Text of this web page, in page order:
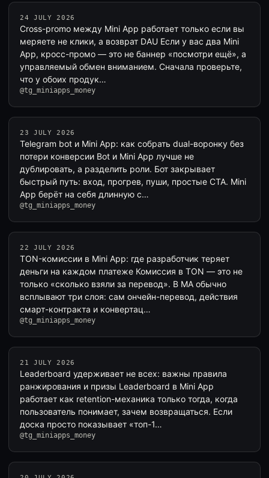
24 JULY 2026
Cross-promo между Mini App работает только если вы
меряете не клики, а возврат DAU Если у вас два Mini
App, кросс-промо — это не баннер «посмотри ещё», а
управляемый обмен вниманием. Сначала проверьте,
что у обоих продук…
@tg_miniapps_money
23 JULY 2026
Telegram bot и Mini App: как собрать dual-воронку без
потери конверсии Bot и Mini App лучше не
дублировать, а разделить роли. Бот закрывает
быстрый путь: вход, прогрев, пуши, простые CTA. Mini
App берёт на себя длинную с…
@tg_miniapps_money
22 JULY 2026
TON-комиссии в Mini App: где разработчик теряет
деньги на каждом платеже Комиссия в TON — это не
только «сколько взяли за перевод». В MA обычно
всплывают три слоя: сам ончейн-перевод, действия
смарт-контракта и конвертац…
@tg_miniapps_money
21 JULY 2026
Leaderboard удерживает не всех: важны правила
ранжирования и призы Leaderboard в Mini App
работает как retention-механика только тогда, когда
пользователь понимает, зачем возвращаться. Если
доска просто показывает «топ-1…
@tg_miniapps_money